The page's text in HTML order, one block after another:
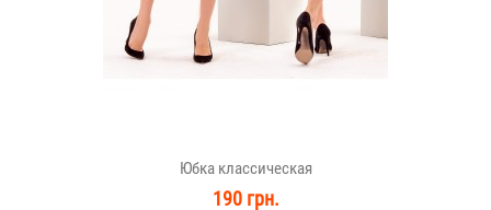
Юбка классическая
190 грн.